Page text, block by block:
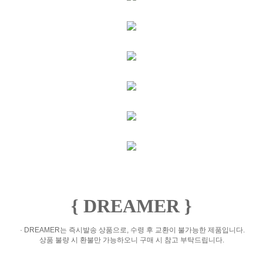
{ DREAMER }
· DREAMER는 즉시발송 상품으로, 수령 후 교환이 불가능한 제품입니다.
상품 불량 시 환불만 가능하오니 구매 시 참고 부탁드립니다.